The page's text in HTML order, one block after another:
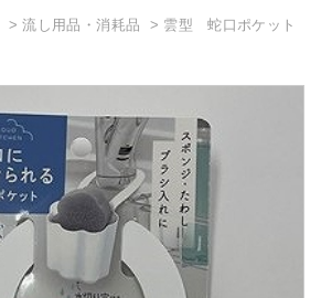
流し用品・消耗品 雲型 蛇口ポケット